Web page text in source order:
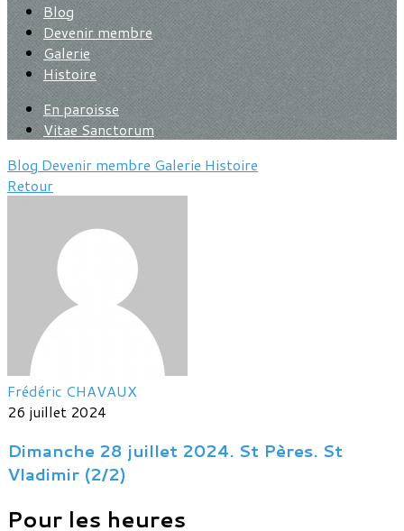
Blog
Devenir membre
Galerie
Histoire
En paroisse
Vitae Sanctorum
Blog Devenir membre Galerie Histoire
Retour
Frédéric CHAVAUX
26 juillet 2024
Dimanche 28 juillet 2024. St Pères. St
Vladimir (2/2)
Pour les heures